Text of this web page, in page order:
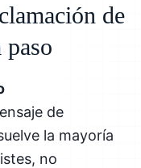
de
paso
de
la mayoría
no